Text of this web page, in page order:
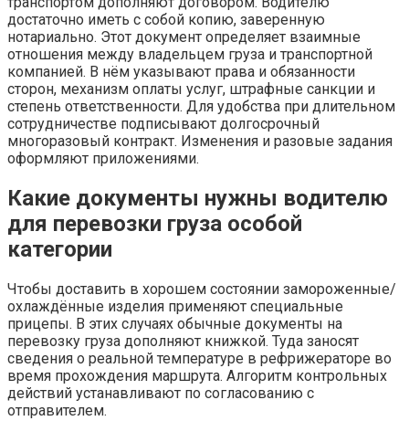
достаточно иметь с собой копию, заверенную
нотариально. Этот документ определяет взаимные
отношения между владельцем груза и транспортной
компанией. В нём указывают права и обязанности
сторон, механизм оплаты услуг, штрафные санкции и
степень ответственности. Для удобства при длительном
сотрудничестве подписывают долгосрочный
многоразовый контракт. Изменения и разовые задания
оформляют приложениями.
Какие документы нужны водителю
для перевозки груза особой
категории
Чтобы доставить в хорошем состоянии замороженные/
охлаждённые изделия применяют специальные
прицепы. В этих случаях обычные документы на
перевозку груза дополняют книжкой. Туда заносят
сведения о реальной температуре в рефрижераторе во
время прохождения маршрута. Алгоритм контрольных
действий устанавливают по согласованию с
отправителем.